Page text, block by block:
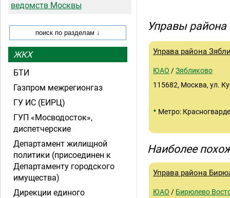
Управы района
Управа района
ЮАО /Зябликово
115682, Москва, ул.
• Метро:
Наиболее
Управа района
ЮАО / Бирюлево
ведомств Москвы
ЖКХ
БТИ
Газпром межрегионгаз
ГУ ИС (ЕИРЦ)
ГУП «Мосводосток»,
диспетчерские
Департамент жилищной
политики (присоединен к
Департаменту городского
имущества)
Дирекции единого